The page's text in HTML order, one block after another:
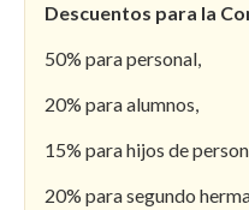
Descuentos para la
50% para personal,
20% para alumnos,
15% para hijos de
20% para segundo